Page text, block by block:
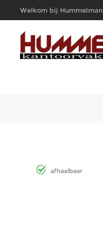
Welkom bij Hummelman
Kantoorvakhandel
afhaalbaar